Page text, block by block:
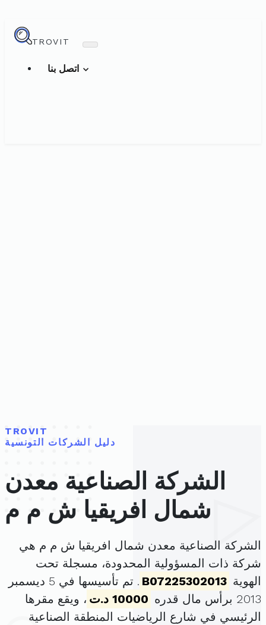
TROVIT
TROVIT
دليل الشركات التونسية
الشركة الصناعية معدن
شمال افريقيا ش م م
الشركة الصناعية معدن شمال افريقيا ش م م هي
شركة ذات المسؤولية المحدودة، مسجلة تحت
الهوية B07225302013
. تم تأسيسها في 5 ديسمبر
2013 برأس مال قدره
10000 د.ت
، ويقع مقرها
الرئيسي في شارع الرياضيات المنطقة الصناعية